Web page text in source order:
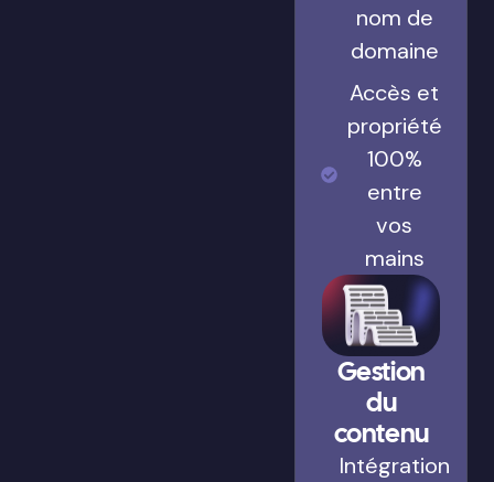
nom de
domaine
Accès et
propriété
100%
entre
vos
mains
Gestion
du
contenu
Intégration